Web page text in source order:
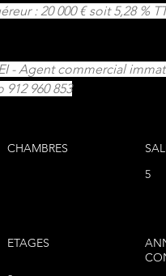
: 20 000 € soit 5,28 %
- Agent commercial
912 960 853
CHAMBRES
5
ETAGES